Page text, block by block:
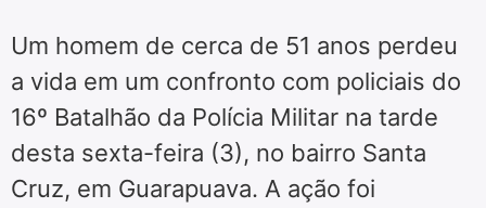
Um homem de cerca de 51 anos perdeu
a vida em um confronto com policiais do
16º Batalhão da Polícia Militar na tarde
desta sexta-feira (3), no bairro Santa
Cruz, em Guarapuava. A ação foi